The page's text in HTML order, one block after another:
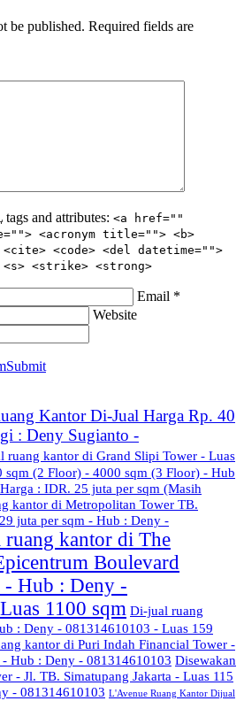
be published. Required fields are
tags and attributes: <a href=""
<acronym title=""> <b>
<code> <del datetime="">
<strike> <strong>
Email *
Website
Submit
Kantor Di-Jual Harga Rp. 40
: Deny Sugianto -
ruang kantor di Grand Slipi Tower - Luas
sqm (2 Floor) - 4000 sqm (3 Floor) - Hub
: IDR. 25 juta per sqm (Masih
kantor di Metropolitan Tower TB.
juta per sqm - Hub : Deny -
kantor di The
Boulevard
- Hub : Deny -
1100 sqm Di-jual ruang
: Deny - 081314610103 - Luas 159
kantor di Puri Indah Financial Tower -
Hub : Deny - 081314610103 Disewakan
- Jl. TB. Simatupang Jakarta - Luas 115
- 081314610103 L'Avenue Ruang Kantor Dijual